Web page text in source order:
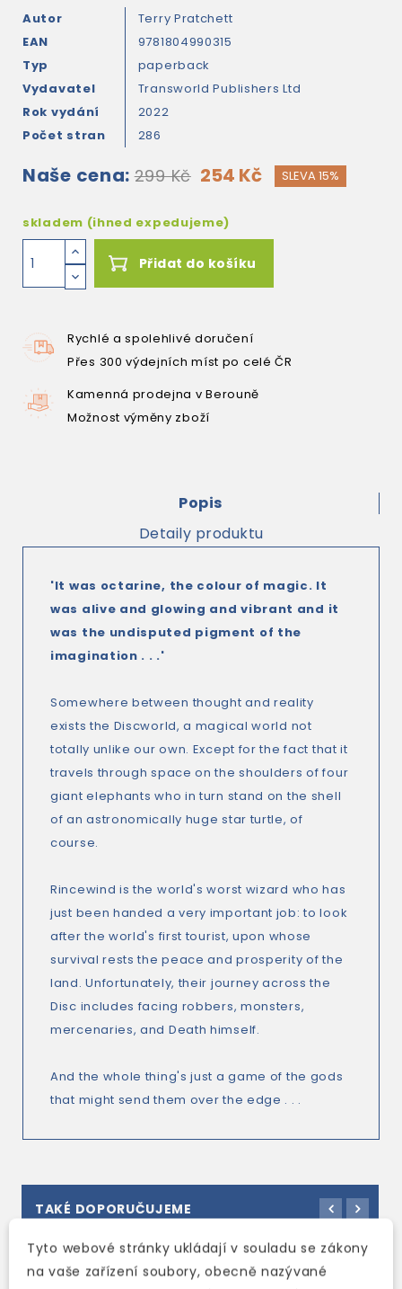
Autor
Terry Pratchett
EAN
9781804990315
Typ
paperback
Vydavatel
Transworld Publishers Ltd
Rok vydání
2022
Počet stran
286
Naše cena: 299 Kč 254 Kč SLEVA 15%
skladem (ihned expedujeme)
Přidat do košíku
Rychlé a spolehlivé doručení
Přes 300 výdejních míst po celé ČR
Kamenná prodejna v Berouně
Možnost výměny zboží
Popis
Detaily produktu
'It was octarine, the colour of magic. It
was alive and glowing and vibrant and it
was the undisputed pigment of the
imagination . . .'
Somewhere between thought and reality
exists the Discworld, a magical world not
totally unlike our own. Except for the fact that it
travels through space on the shoulders of four
giant elephants who in turn stand on the shell
of an astronomically huge star turtle, of
course.
Rincewind is the world's worst wizard who has
just been handed a very important job: to look
after the world's first tourist, upon whose
survival rests the peace and prosperity of the
land. Unfortunately, their journey across the
Disc includes facing robbers, monsters,
mercenaries, and Death himself.
And the whole thing's just a game of the gods
that might send them over the edge . . .
TAKÉ DOPORUČUJEME
Tyto webové stránky ukládají v souladu se zákony
na vaše zařízení soubory, obecně nazývané